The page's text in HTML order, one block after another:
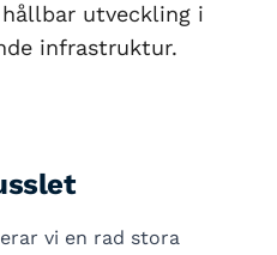
utveckling i
infrastruktur.
vi en rad stora